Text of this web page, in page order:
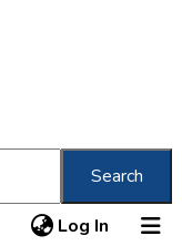
Search
Log In (current)